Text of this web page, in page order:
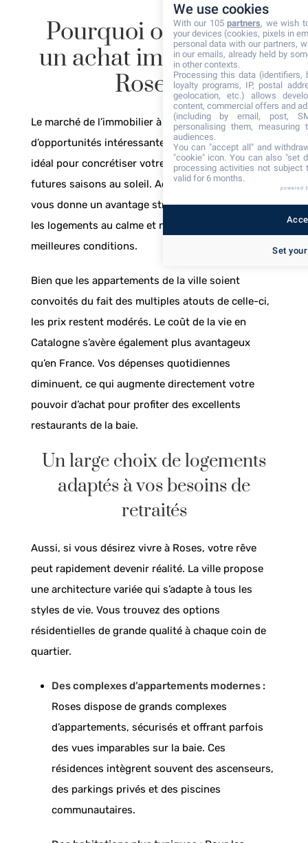
Pourquoi opter pour
un achat immobilier à
Roses ?
Le marché de l’immobilier à Roses fourmille
d’opportunités intéressantes. C’est le moment
idéal pour concrétiser votre projet et préparer vos
futures saisons au soleil. Acheter en basse saison
vous donne un avantage stratégique pour visiter
les logements au calme et négocier dans les
meilleures conditions.
Bien que les appartements de la ville soient
convoités du fait des multiples atouts de celle-ci,
les prix restent modérés. Le coût de la vie en
Catalogne s’avère également plus avantageux
qu’en France. Vos dépenses quotidiennes
diminuent, ce qui augmente directement votre
pouvoir d’achat pour profiter des excellents
restaurants de la baie.
Un large choix de logements
adaptés à vos besoins de
retraités
Aussi, si vous désirez vivre à Roses, votre rêve
peut rapidement devenir réalité. La ville propose
une architecture variée qui s’adapte à tous les
styles de vie. Vous trouvez des options
résidentielles de grande qualité à chaque coin de
quartier.
Des complexes d’appartements modernes :
Roses dispose de grands complexes
d’appartements, sécurisés et offrant parfois
des vues imparables sur la baie. Ces
résidences intègrent souvent des ascenseurs,
des parkings privés et des piscines
communautaires.
We use cookies
With our 105partners, we wish
your devices (cookies, pixels in
personal data with our partners,
in our emails, already held by
in other contexts.
Processing this data (identifiers,
loyalty programs, IP, postal
geolocation, etc.) allows
content, commercial offers and
(including by email, post,
personalising them, measuring
audiences.
You can "accept all" and
"cookie" icon. You can also "set
processing activities not subject
valid for 6 months.
powered
Set